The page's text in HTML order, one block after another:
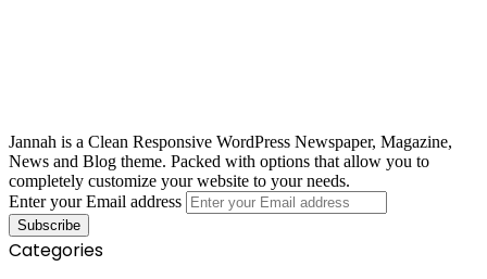
Jannah is a Clean Responsive WordPress Newspaper, Magazine,
News and Blog theme. Packed with options that allow you to
completely customize your website to your needs.
Enter your Email address
Categories